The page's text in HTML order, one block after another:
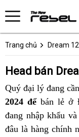
Trang chủ Dream
Head bán
Quý đại lý đang
2024 đểbán lẻ ở
đang nhập khẩu
đâu là hàng chính